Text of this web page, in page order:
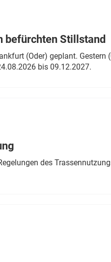
befürchten Stillstand
(Oder) geplant.
bis 09.12.2027.
des